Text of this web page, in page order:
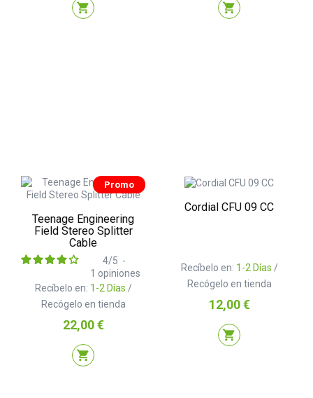
shopping_cart shopping_cart
Promo
Teenage Engineering
Field Stereo Splitter
Cable
Recíbelo en: 1-2 Días /
Recógelo en tienda
4/5 -
1 opiniones
Precio
22,00 €
shopping_cart
Cordial CFU 09 CC
Recíbelo en: 1-2 Días /
Recógelo en tienda
Precio
12,00 €
shopping_cart